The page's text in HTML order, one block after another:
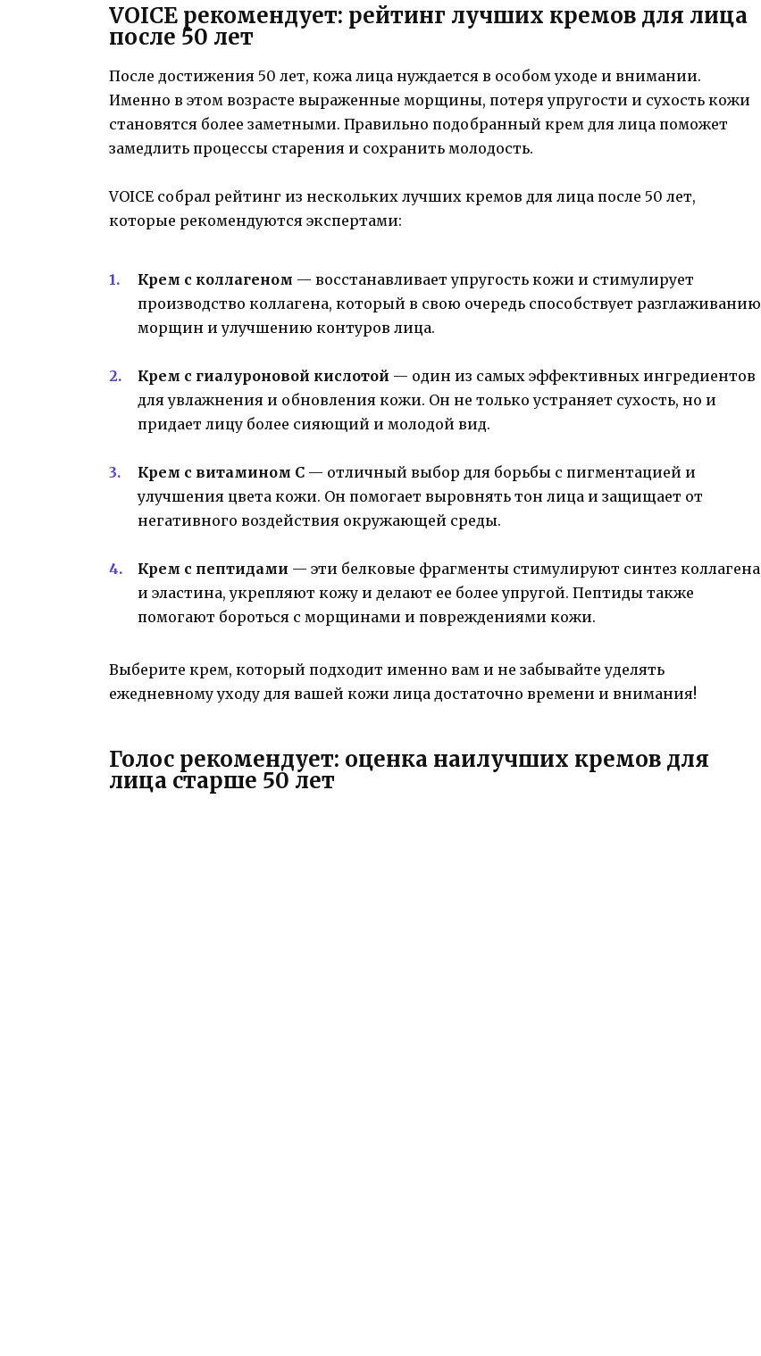
VOICE рекомендует: рейтинг лучших кремов для лица
после 50 лет
После достижения 50 лет, кожа лица нуждается в особом уходе и внимании.
Именно в этом возрасте выраженные морщины, потеря упругости и сухость кожи
становятся более заметными. Правильно подобранный крем для лица поможет
замедлить процессы старения и сохранить молодость.
VOICE собрал рейтинг из нескольких лучших кремов для лица после 50 лет,
которые рекомендуются экспертами:
Крем с коллагеном — восстанавливает упругость кожи и стимулирует
производство коллагена, который в свою очередь способствует разглаживанию
морщин и улучшению контуров лица.
Крем с гиалуроновой кислотой — один из самых эффективных ингредиентов
для увлажнения и обновления кожи. Он не только устраняет сухость, но и
придает лицу более сияющий и молодой вид.
Крем с витамином С — отличный выбор для борьбы с пигментацией и
улучшения цвета кожи. Он помогает выровнять тон лица и защищает от
негативного воздействия окружающей среды.
Крем с пептидами — эти белковые фрагменты стимулируют синтез коллагена
и эластина, укрепляют кожу и делают ее более упругой. Пептиды также
помогают бороться с морщинами и повреждениями кожи.
Выберите крем, который подходит именно вам и не забывайте уделять
ежедневному уходу для вашей кожи лица достаточно времени и внимания!
Голос рекомендует: оценка наилучших кремов для
лица старше 50 лет